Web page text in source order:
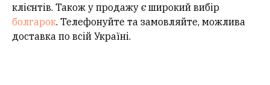
клієнтів. Також у продажу є широкий вибір
болгарок. Телефонуйте та замовляйте, можлива
доставка по всій Україні.